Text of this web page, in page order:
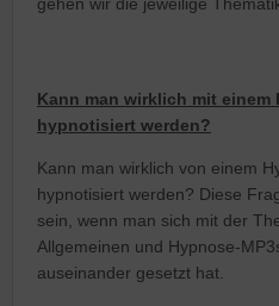
Kann man wirklich mit einem
hypnotisiert werden?
Kann man wirklich von einem
hypnotisiert werden? Diese
sein, wenn man sich mit der
Allgemeinen und Hypnose-
auseinander gesetzt hat.